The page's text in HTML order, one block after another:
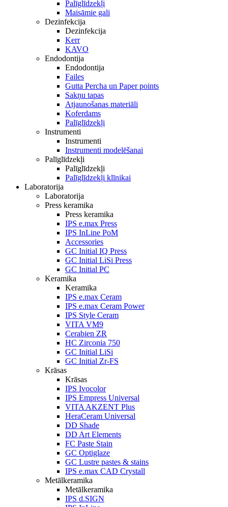
Palīglīdzekļi
Maisāmie gali
Dezinfekcija
Dezinfekcija
Kerr
KAVO
Endodontija
Endodontija
Failes
Gutta Percha un Paper points
Sakņu tapas
Atjaunošanas materiāli
Koferdams
Palīglīdzekļi
Instrumenti
Instrumenti
Instrumenti modelēšanai
Palīglīdzekļi
Palīglīdzekļi
Palīglīdzekļi klīnikai
Laboratorija
Laboratorija
Press keramika
Press keramika
IPS e.max Press
IPS InLine PoM
Accessories
GC Initial IQ Press
GC Initial LiSi Press
GC Initial PC
Keramika
Keramika
IPS e.max Ceram
IPS e.max Ceram Power
IPS Style Ceram
VITA VM9
Cerabien ZR
HC Zirconia 750
GC Initial LiSi
GC Initial Zr-FS
Krāsas
Krāsas
IPS Ivocolor
IPS Empress Universal
VITA AKZENT Plus
HeraCeram Universal
DD Shade
DD Art Elements
FC Paste Stain
GC Optiglaze
GC Lustre pastes & stains
IPS e.max CAD Crystall
Metālkeramika
Metālkeramika
IPS d.SIGN